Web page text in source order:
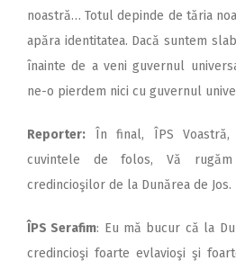
noastră… Totul depinde de tăria
apăra identitatea. Dacă suntem
înainte de a veni guvernul
ne-o pierdem nici cu guvernul
Reporter: În final, ÎPS Voastră,
cuvintele de folos, Vă
credincioşilor de la Dunărea de Jos.
ÎPS Serafim: Eu mă bucur că la
credincioşi foarte evlavioşi şi